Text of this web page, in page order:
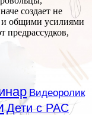
создает не
и общими усилиями
предрассудков,
Видеоролик
Дети с РАС